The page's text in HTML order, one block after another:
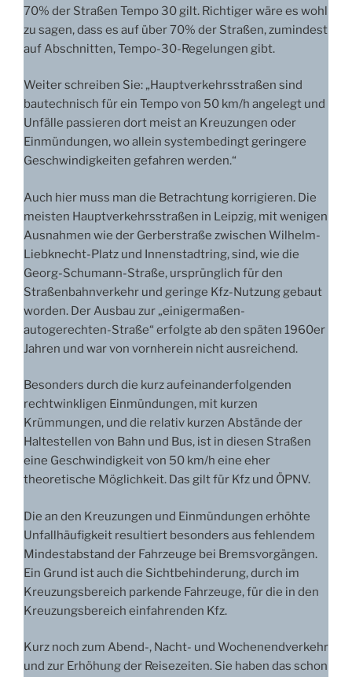
70% der Straßen Tempo 30 gilt. Richtiger wäre es wohl
zu sagen, dass es auf über 70% der Straßen, zumindest
auf Abschnitten, Tempo-30-Regelungen gibt.
Weiter schreiben Sie: „Hauptverkehrsstraßen sind
bautechnisch für ein Tempo von 50 km/h angelegt und
Unfälle passieren dort meist an Kreuzungen oder
Einmündungen, wo allein systembedingt geringere
Geschwindigkeiten gefahren werden.“
Auch hier muss man die Betrachtung korrigieren. Die
meisten Hauptverkehrsstraßen in Leipzig, mit wenigen
Ausnahmen wie der Gerberstraße zwischen Wilhelm-
Liebknecht-Platz und Innenstadtring, sind, wie die
Georg-Schumann-Straße, ursprünglich für den
Straßenbahnverkehr und geringe Kfz-Nutzung gebaut
worden. Der Ausbau zur „einigermaßen-
autogerechten-Straße“ erfolgte ab den späten 1960er
Jahren und war von vornherein nicht ausreichend.
Besonders durch die kurz aufeinanderfolgenden
rechtwinkligen Einmündungen, mit kurzen
Krümmungen, und die relativ kurzen Abstände der
Haltestellen von Bahn und Bus, ist in diesen Straßen
eine Geschwindigkeit von 50 km/h eine eher
theoretische Möglichkeit. Das gilt für Kfz und ÖPNV.
Die an den Kreuzungen und Einmündungen erhöhte
Unfallhäufigkeit resultiert besonders aus fehlendem
Mindestabstand der Fahrzeuge bei Bremsvorgängen.
Ein Grund ist auch die Sichtbehinderung, durch im
Kreuzungsbereich parkende Fahrzeuge, für die in den
Kreuzungsbereich einfahrenden Kfz.
Kurz noch zum Abend-, Nacht- und Wochenendverkehr
und zur Erhöhung der Reisezeiten. Sie haben das schon